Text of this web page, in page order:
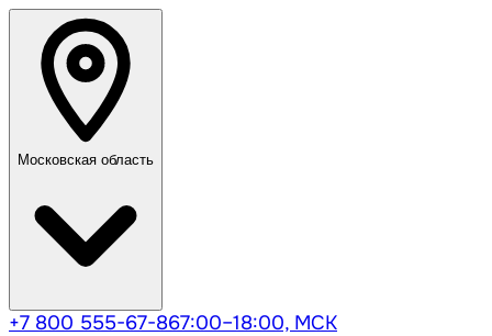
Московская область
+7 800 555-67-867:00–18:00, МСК